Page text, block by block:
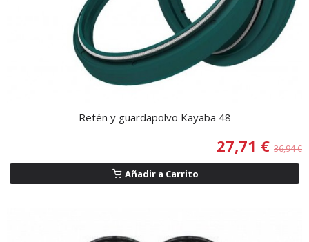
Retén y guardapolvo Kayaba 48
27,71 € 36,94 €
Añadir a Carrito